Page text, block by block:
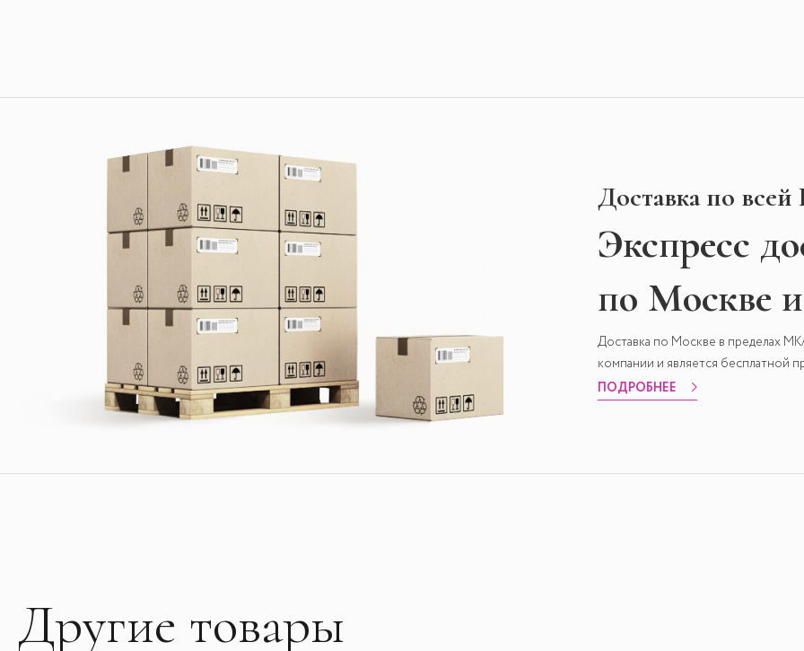
Доставка по
Экспресс
по Москве
Доставка по Москве в пределах
компании и является бесплатной
ПОДРОБНЕЕ
Другие товары